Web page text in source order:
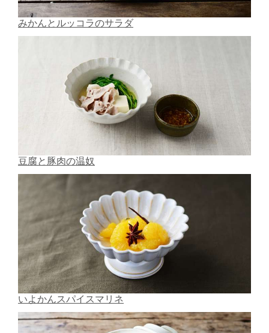
みかんとルッコラのサラダ
豆腐と豚肉の温奴
いよかんスパイスマリネ